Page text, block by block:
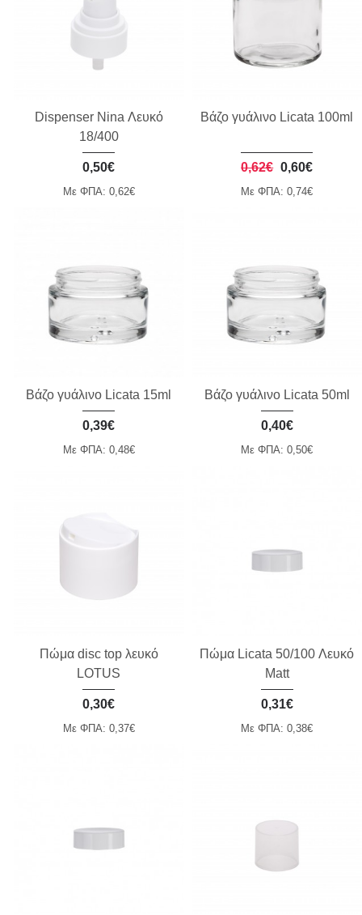
Dispenser Nina Λευκό
18/400
0,50€
Με ΦΠΑ: 0,62€
Βάζο γυάλινο Licata 100ml
0,62€ 0,60€
Με ΦΠΑ: 0,74€
Βάζο γυάλινο Licata 15ml
0,39€
Με ΦΠΑ: 0,48€
Βάζο γυάλινο Licata 50ml
0,40€
Με ΦΠΑ: 0,50€
Πώμα disc top λευκό
LOTUS
0,30€
Με ΦΠΑ: 0,37€
Πώμα Licata 50/100 Λευκό
Matt
0,31€
Με ΦΠΑ: 0,38€